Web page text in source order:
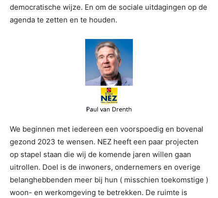
democratische wijze. En om de sociale uitdagingen op de
agenda te zetten en te houden.
We beginnen met iedereen een voorspoedig en bovenal
gezond 2023 te wensen. NEZ heeft een paar projecten
op stapel staan die wij de komende jaren willen gaan
uitrollen. Doel is de inwoners, ondernemers en overige
belanghebbenden meer bij hun ( misschien toekomstige )
woon- en werkomgeving te betrekken. De ruimte is